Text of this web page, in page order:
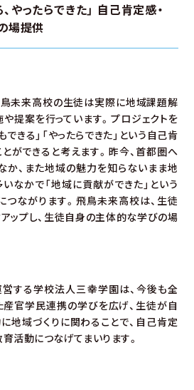
やったらできた」 自己肯定感・
場提供
未来高校の生徒は実際に地域課題解
提案を行っています。プロジェクトを
きる」「やったらできた」という自己肯
ができると考えます。昨今、首都圏へ
、また地域の魅力を知らないまま地
なかで「地域に貢献ができた」という
ながります。飛鳥未来高校は、生徒
ップし、生徒自身の主体的な学びの場
する学校法人三幸学園は、今後も全
官学民連携の学びを広げ、生徒が自
地域づくりに関わることで、自己肯定
活動につなげてまいります。